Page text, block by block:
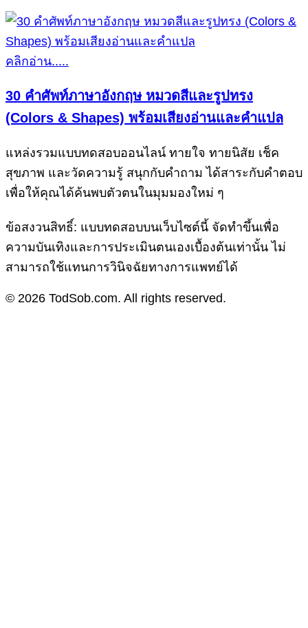
คลิกอ่าน.....
30 คำศัพท์ภาษาอังกฤษ หมวดสีและรูปทรง
(Colors & Shapes) พร้อมเสียงอ่านและคำแปล
แหล่งรวมแบบทดสอบออนไลน์ ทายใจ ทายนิสัย เช็ค
สุขภาพ และวัดความรู้ สนุกกับคำถาม ได้สาระกับคำตอบ
เพื่อให้คุณได้ค้นพบตัวตนในมุมมองใหม่ ๆ
ข้อสงวนสิทธิ์: แบบทดสอบบนเว็บไซต์นี้ จัดทำขึ้นเพื่อ
ความบันเทิงและการประเมินตนเองเบื้องต้นเท่านั้น ไม่
สามารถใช้แทนการวินิจฉัยทางการแพทย์ได้
© 2026 TodSob.com. All rights reserved.